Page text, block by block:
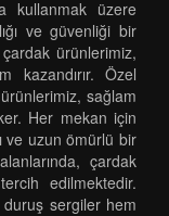
kullanmak üzere
ve güvenliği bir
ürünlerimiz,
kazandırır. Özel
sağlam
Her mekan için
ve uzun ömürlü bir
çardak
edilmektedir.
sergiler hem